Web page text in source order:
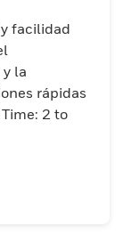
facilidad
la
rápidas
2 to